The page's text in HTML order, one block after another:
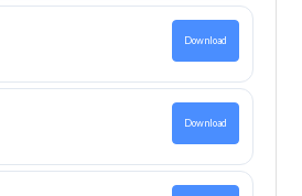
Download
Download